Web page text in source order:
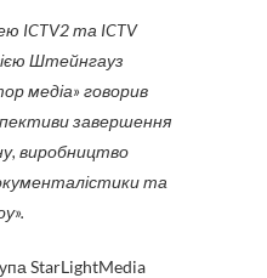
Штейнгауз
медіа» говорив
завершення
виробництво
та
StarLightMedia